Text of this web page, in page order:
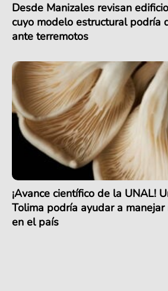
Desde Manizales revisan
cuyo modelo estructural podría
ante terremotos
¡Avance científico de la UNAL!
Tolima podría ayudar a
en el país